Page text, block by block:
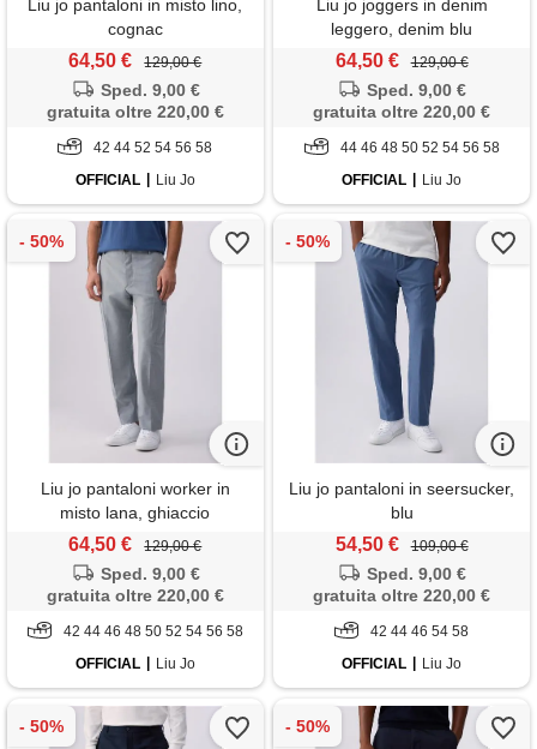
Liu jo pantaloni in misto lino,
cognac
64,50 € 129,00 €
Sped. 9,00 €
gratuita oltre 220,00 €
42 44 52 54 56 58
OFFICIAL
Liu Jo
Liu jo joggers in denim
leggero, denim blu
64,50 € 129,00 €
Sped. 9,00 €
gratuita oltre 220,00 €
44 46 48 50 52 54 56 58
OFFICIAL
Liu Jo
Liu jo pantaloni worker in
misto lana, ghiaccio
64,50 € 129,00 €
Sped. 9,00 €
gratuita oltre 220,00 €
42 44 46 48 50 52 54 56 58
OFFICIAL
Liu Jo
Liu jo pantaloni in seersucker,
blu
54,50 € 109,00 €
Sped. 9,00 €
gratuita oltre 220,00 €
42 44 46 54 58
OFFICIAL
Liu Jo